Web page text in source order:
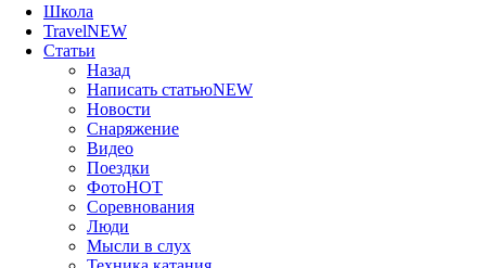
Школа
TravelNEW
Статьи
Назад
Написать статьюNEW
Новости
Снаряжение
Видео
Поездки
ФотоHOT
Соревнования
Люди
Мысли в слух